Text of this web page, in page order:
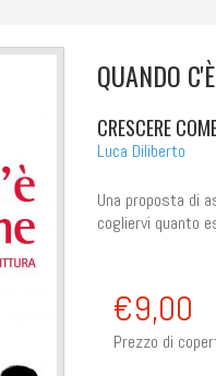
QUANDO
CRESCERE
Luca Diliberto
Una proposta di
cogliervi quanto
€9,00
Prezzo di